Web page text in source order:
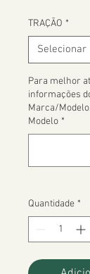
TRAÇÃO *
Para melhor
informações
Marca/
Modelo *
Quantidade *